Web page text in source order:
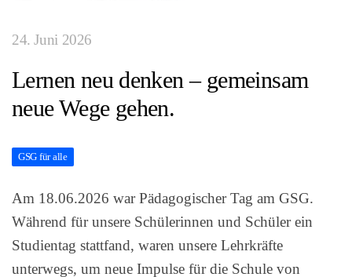
24. Juni 2026
Lernen neu denken – gemeinsam
neue Wege gehen.
GSG für alle
Am 18.06.2026 war Pädagogischer Tag am GSG.
Während für unsere Schülerinnen und Schüler ein
Studientag stattfand, waren unsere Lehrkräfte
unterwegs, um neue Impulse für die Schule von